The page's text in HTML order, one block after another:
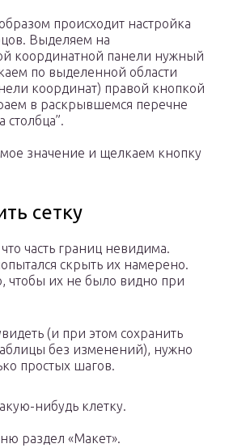
происходит настройка
Выделяем на
координатной панели нужный
по выделенной области
координат) правой кнопкой
в раскрывшемся перечне
значение и щелкаем кнопку
сетку
часть границ невидима.
скрыть их намерено.
чтобы их не было видно при
(и при этом сохранить
без изменений), нужно
простых шагов.
нибудь клетку.
раздел «Макет».